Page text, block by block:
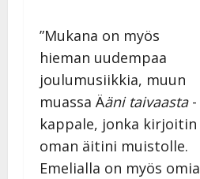
”Mukana on myös
hieman uudempaa
joulumusiikkia, muun
muassa Ääni taivaasta -
kappale, jonka kirjoitin
oman äitini muistolle.
Emelialla on myös omia